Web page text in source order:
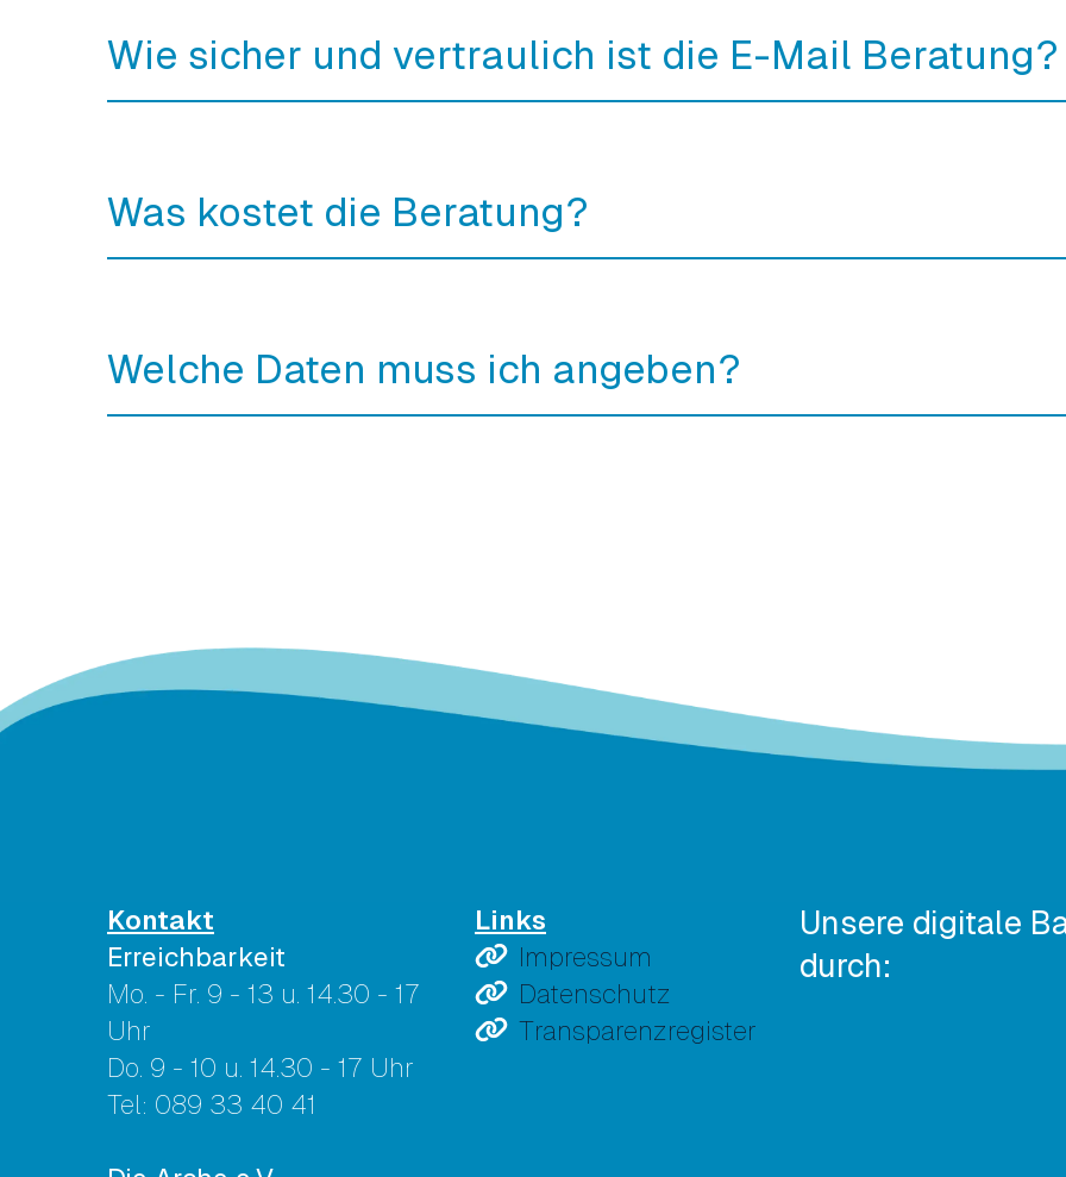
Wie sicher und vertraulich ist die E-Mail Beratung?
Was kostet die Beratung?
Welche Daten muss ich angeben?
Kontakt
Erreichbarkeit
Mo. - Fr. 9 - 13 u. 14.30 - 17
Uhr
Do. 9 - 10 u. 14.30 - 17 Uhr
Tel: 089 33 40 41
Links
Impressum
Datenschutz
Transparenzregister
Unsere digitale
durch: